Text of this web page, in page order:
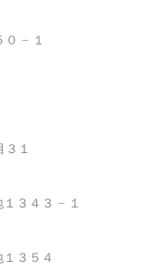
０ − １
３１
３４３ − １
３５４